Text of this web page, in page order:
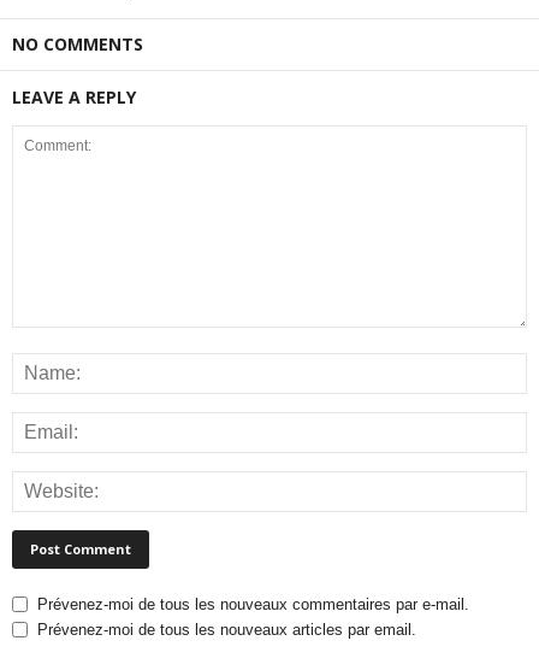
NO COMMENTS
LEAVE A REPLY
Prévenez-moi de tous les nouveaux commentaires par e-mail.
Prévenez-moi de tous les nouveaux articles par email.